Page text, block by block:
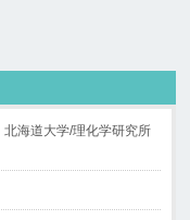
北海道大学/理化学研究所